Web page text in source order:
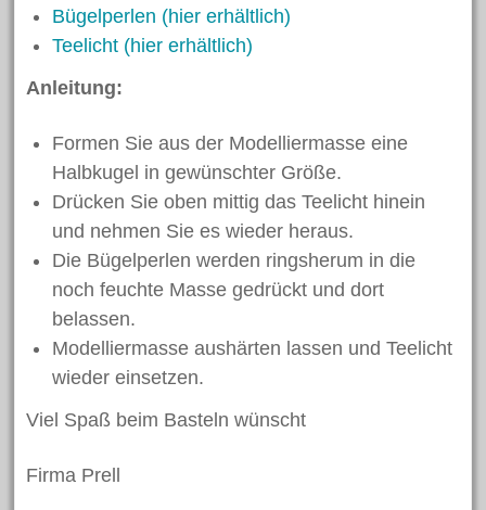
Bügelperlen (hier erhältlich)
Teelicht (hier erhältlich)
Anleitung:
Formen Sie aus der Modelliermasse eine
Halbkugel in gewünschter Größe.
Drücken Sie oben mittig das Teelicht hinein
und nehmen Sie es wieder heraus.
Die Bügelperlen werden ringsherum in die
noch feuchte Masse gedrückt und dort
belassen.
Modelliermasse aushärten lassen und Teelicht
wieder einsetzen.
Viel Spaß beim Basteln wünscht
Firma Prell